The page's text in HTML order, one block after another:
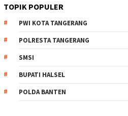
TOPIK POPULER
PWI KOTA TANGERANG
POLRESTA TANGERANG
SMSI
BUPATI HALSEL
POLDA BANTEN